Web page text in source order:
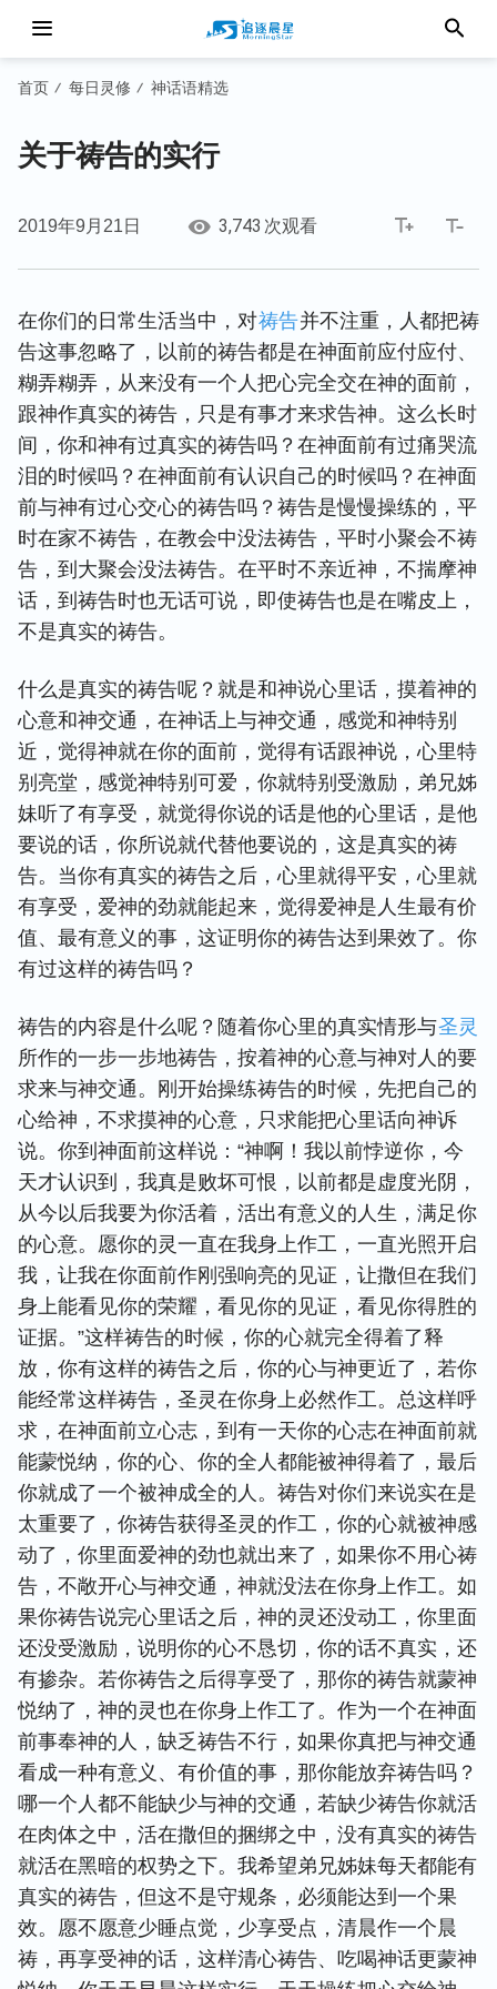
首页 / 每日灵修 / 神话语精选
关于祷告的实行
2019年9月21日 3,743 次观看
在你们的日常生活当中，对祷告并不注重，人都把祷
告这事忽略了，以前的祷告都是在神面前应付应付、
糊弄糊弄，从来没有一个人把心完全交在神的面前，
跟神作真实的祷告，只是有事才来求告神。这么长时
间，你和神有过真实的祷告吗？在神面前有过痛哭流
泪的时候吗？在神面前有认识自己的时候吗？在神面
前与神有过心交心的祷告吗？祷告是慢慢操练的，平
时在家不祷告，在教会中没法祷告，平时小聚会不祷
告，到大聚会没法祷告。在平时不亲近神，不揣摩神
话，到祷告时也无话可说，即使祷告也是在嘴皮上，
不是真实的祷告。
什么是真实的祷告呢？就是和神说心里话，摸着神的
心意和神交通，在神话上与神交通，感觉和神特别
近，觉得神就在你的面前，觉得有话跟神说，心里特
别亮堂，感觉神特别可爱，你就特别受激励，弟兄姊
妹听了有享受，就觉得你说的话是他的心里话，是他
要说的话，你所说就代替他要说的，这是真实的祷
告。当你有真实的祷告之后，心里就得平安，心里就
有享受，爱神的劲就能起来，觉得爱神是人生最有价
值、最有意义的事，这证明你的祷告达到果效了。你
有过这样的祷告吗？
祷告的内容是什么呢？随着你心里的真实情形与圣灵
所作的一步一步地祷告，按着神的心意与神对人的要
求来与神交通。刚开始操练祷告的时候，先把自己的
心给神，不求摸神的心意，只求能把心里话向神诉
说。你到神面前这样说：“神啊！我以前悖逆你，今
天才认识到，我真是败坏可恨，以前都是虚度光阴，
从今以后我要为你活着，活出有意义的人生，满足你
的心意。愿你的灵一直在我身上作工，一直光照开启
我，让我在你面前作刚强响亮的见证，让撒但在我们
身上能看见你的荣耀，看见你的见证，看见你得胜的
证据。”这样祷告的时候，你的心就完全得着了释
放，你有这样的祷告之后，你的心与神更近了，若你
能经常这样祷告，圣灵在你身上必然作工。总这样呼
求，在神面前立心志，到有一天你的心志在神面前就
能蒙悦纳，你的心、你的全人都能被神得着了，最后
你就成了一个被神成全的人。祷告对你们来说实在是
太重要了，你祷告获得圣灵的作工，你的心就被神感
动了，你里面爱神的劲也就出来了，如果你不用心祷
告，不敞开心与神交通，神就没法在你身上作工。如
果你祷告说完心里话之后，神的灵还没动工，你里面
还没受激励，说明你的心不恳切，你的话不真实，还
有掺杂。若你祷告之后得享受了，那你的祷告就蒙神
悦纳了，神的灵也在你身上作工了。作为一个在神面
前事奉神的人，缺乏祷告不行，如果你真把与神交通
看成一种有意义、有价值的事，那你能放弃祷告吗？
哪一个人都不能缺少与神的交通，若缺少祷告你就活
在肉体之中，活在撒但的捆绑之中，没有真实的祷告
就活在黑暗的权势之下。我希望弟兄姊妹每天都能有
真实的祷告，但这不是守规条，必须能达到一个果
效。愿不愿意少睡点觉，少享受点，清晨作一个晨
祷，再享受神的话，这样清心祷告、吃喝神话更蒙神